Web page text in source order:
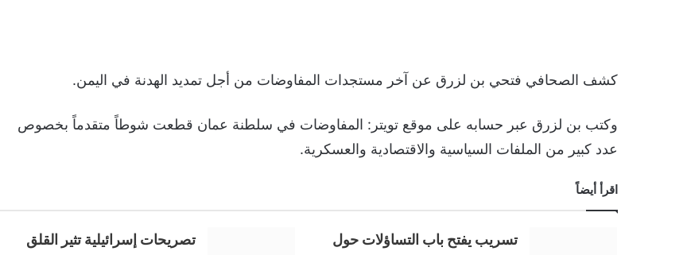
كشف الصحافي فتحي بن لزرق عن آخر مستجدات المفاوضات من أجل تمديد الهدنة في اليمن.
وكتب بن لزرق عبر حسابه على موقع تويتر: المفاوضات في سلطنة عمان قطعت شوطاً متقدماً بخصوص
عدد كبير من الملفات السياسية والاقتصادية والعسكرية.
اقرأ أيضاً
تسريب يفتح باب التساؤلات حول
تصريحات إسرائيلية تثير القلق